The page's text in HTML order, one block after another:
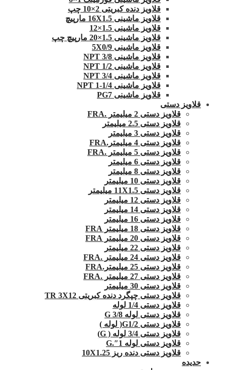
قلاویز دنده کبریتی 2×10 چپ
قلاویز ماشینی 16X1.5 مارپیچ
قلاویز ماشینی 1.5×12
قلاویز ماشینی 1.5×20 مارپیچ چپ
قلاویز ماشینی 5X0/9
قلاویز ماشینی 3/8 NPT
قلاویز ماشینی 1/2 NPT
قلاویز ماشینی 3/4 NPT
قلاویز ماشینی 1/4-1 NPT
قلاویز ماشینی PG7
قلاویز دستی
قلاویز دستی 2 میلیمتر .FRA
قلاویز دستی 2.5 میلیمتر
قلاویز دستی 3 میلیمتر
قلاویز دستی 4 میلیمتر.FRA
قلاویز دستی 5 میلیمتر .FRA
قلاویز دستی 6 میلیمتر
قلاویز دستی 8 میلیمتر
قلاویز دستی 10 میلیمتر
قلاویز دستی 11X1.5 میلیمتر
قلاویز دستی 12 میلیمتر
قلاویز دستی 14 میلیمتر
قلاویز دستی 16 میلیمتر
قلاویز دستی 18 میلیمتر FRA
قلاویز دستی 20 میلیمتر FRA
قلاویز دستی 22 میلیمتر
قلاویز دستی 24 میلیمتر .FRA
قلاویز دستی 25 میلیمتر.FRA
قلاویز دستی 27 میلیمتر .FRA
قلاویز دستی 30 میلیمتر
قلاویز دستی چپگرد دنده کبریتی TR 3X12
قلاویز دستی 1/4 لوله
قلاویز دستی لوله G 3/8
قلاویز دستی G1/2( لوله )
قلاویز دستی 3/4 لوله ( G)
قلاویز دستی لوله 1″.G
قلاویز دستی دنده ریز 10X1.25
حدیده